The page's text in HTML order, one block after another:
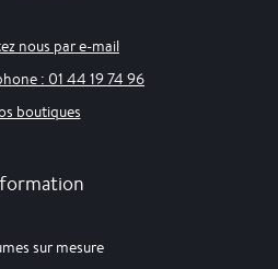
nous par e-mail
: 01 44 19 74 96
boutiques
sur mesure